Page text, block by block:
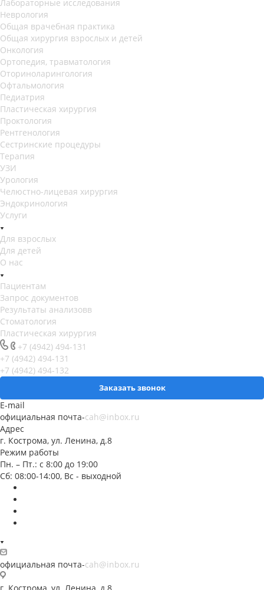
Лабораторные исследования
Неврология
Общая врачебная практика
Общая хирургия взрослых и детей
Онкология
Ортопедия, травматология
Оториноларингология
Офтальмология
Педиатрия
Пластическая хирургия
Проктология
Рентгенология
Сестринские процедуры
Терапия
УЗИ
Урология
Челюстно-лицевая хирургия
Эндокринология
Услуги
Для взрослых
Для детей
О нас
Пациентам
Запрос документов
Результаты анализовв
Стоматология
Пластическая хирургия
+7 (4942) 494-131
+7 (4942) 494-131
+7 (4942) 494-132
Заказать звонок
E-mail
официальная почта-cah@inbox.ru
Адрес
г. Кострома, ул. Ленина, д.8
Режим работы
Пн. – Пт.: с 8:00 до 19:00
Сб: 08:00-14:00, Вс - выходной
официальная почта-cah@inbox.ru